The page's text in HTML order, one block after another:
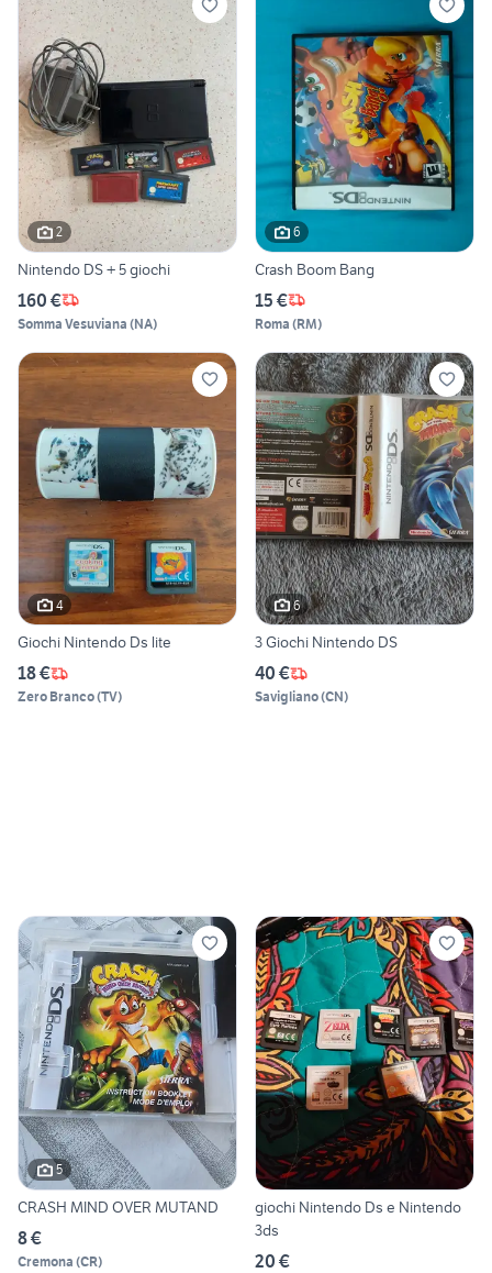
2
Nintendo DS + 5 giochi
160 €
Somma Vesuviana (NA)
6
Crash Boom Bang
15 €
Roma (RM)
4
Giochi Nintendo Ds lite
18 €
Zero Branco(TV)
6
3 Giochi Nintendo DS
40 €
Savigliano(CN)
5
CRASH MIND OVER MUTAND
8 €
Cremona (CR)
giochi Nintendo Ds e Nintendo
3ds
20 €